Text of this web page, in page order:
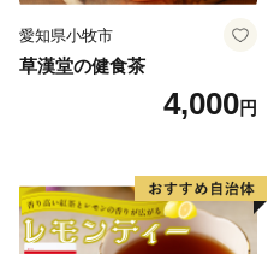
愛知県小牧市
草漢堂の健食茶
4,000円